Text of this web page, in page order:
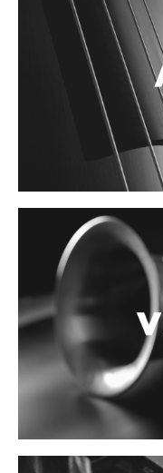
Instalaciones y publicidad
Accesorios
Controladores
Interfaz
Audifonos
Accesorios
Luces y Escenario
Luces Led
Controladores